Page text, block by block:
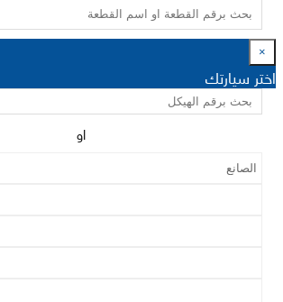
×
اختر سيارتك
او